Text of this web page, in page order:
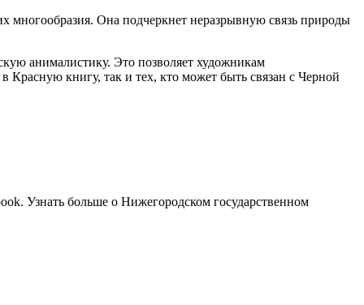
Она подчеркнет неразрывную связь природы
анималистику. Это позволяет художникам
Красную книгу, так и тех, кто может быть связан с Черной
Узнать больше о Нижегородском государственном